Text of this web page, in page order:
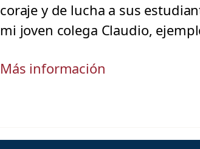
coraje y de lucha a sus
mi joven colega Claudio,
Más información